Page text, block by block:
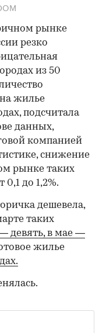
рынке
резко
из 50
на жилье
подсчитала
данных,
компанией
снижение
рынке таких
0,1 до 1,2%.
дешевела,
таких
девять,в мае —
жилье